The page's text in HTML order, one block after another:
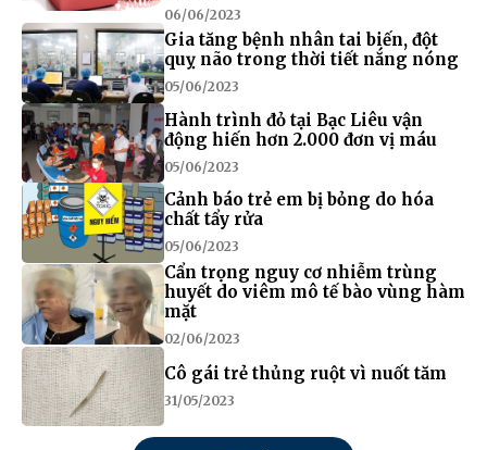
06/06/2023
Gia tăng bệnh nhân tai biến, đột
quỵ não trong thời tiết nắng nóng
05/06/2023
Hành trình đỏ tại Bạc Liêu vận
động hiến hơn 2.000 đơn vị máu
05/06/2023
Cảnh báo trẻ em bị bỏng do hóa
chất tẩy rửa
05/06/2023
Cẩn trọng nguy cơ nhiễm trùng
huyết do viêm mô tế bào vùng hàm
mặt
02/06/2023
Cô gái trẻ thủng ruột vì nuốt tăm
31/05/2023